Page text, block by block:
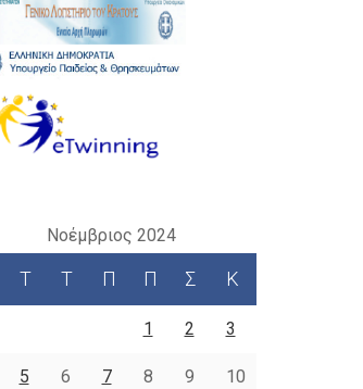
Νοέμβριος 2024
Τ Τ Π Π Σ Κ
1 2 3
5 6 7 8 9 10